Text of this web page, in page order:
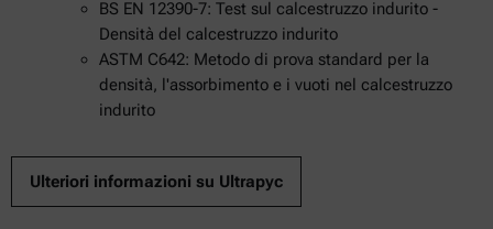
BS EN 12390-7: Test sul calcestruzzo indurito -
Densità del calcestruzzo indurito
ASTM C642: Metodo di prova standard per la
densità, l'assorbimento e i vuoti nel calcestruzzo
indurito
Ulteriori informazioni su Ultrapyc